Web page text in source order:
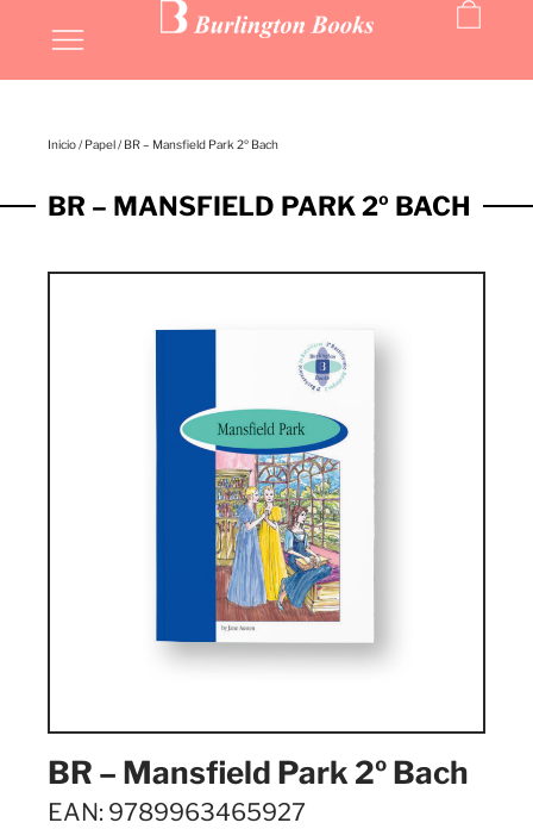
Inicio/ Papel/ BR – Mansfield Park 2º Bach
BR – MANSFIELD PARK 2º BACH
BR – Mansfield Park 2º Bach
EAN: 9789963465927